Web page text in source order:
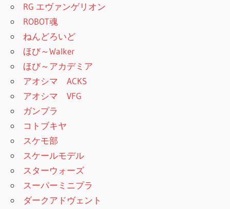
RG エヴァンゲリオン
ROBOT魂
ねんどろいど
ほび～Walker
ほび～アカデミア
アオシマ ACKS
アオシマ VFG
ガンプラ
コトブキヤ
スケモ部
スケールモデル
スターウォーズ
スーパーミニプラ
ダークアドヴェント